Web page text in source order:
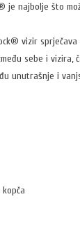
je najbolje što
vizir sprječava
sebe i vizira,
unutrašnje i